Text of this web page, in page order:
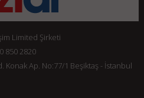
Limited Şirketi
850 2820
Konak Ap. No:77/1 Beşiktaş - İstanbul